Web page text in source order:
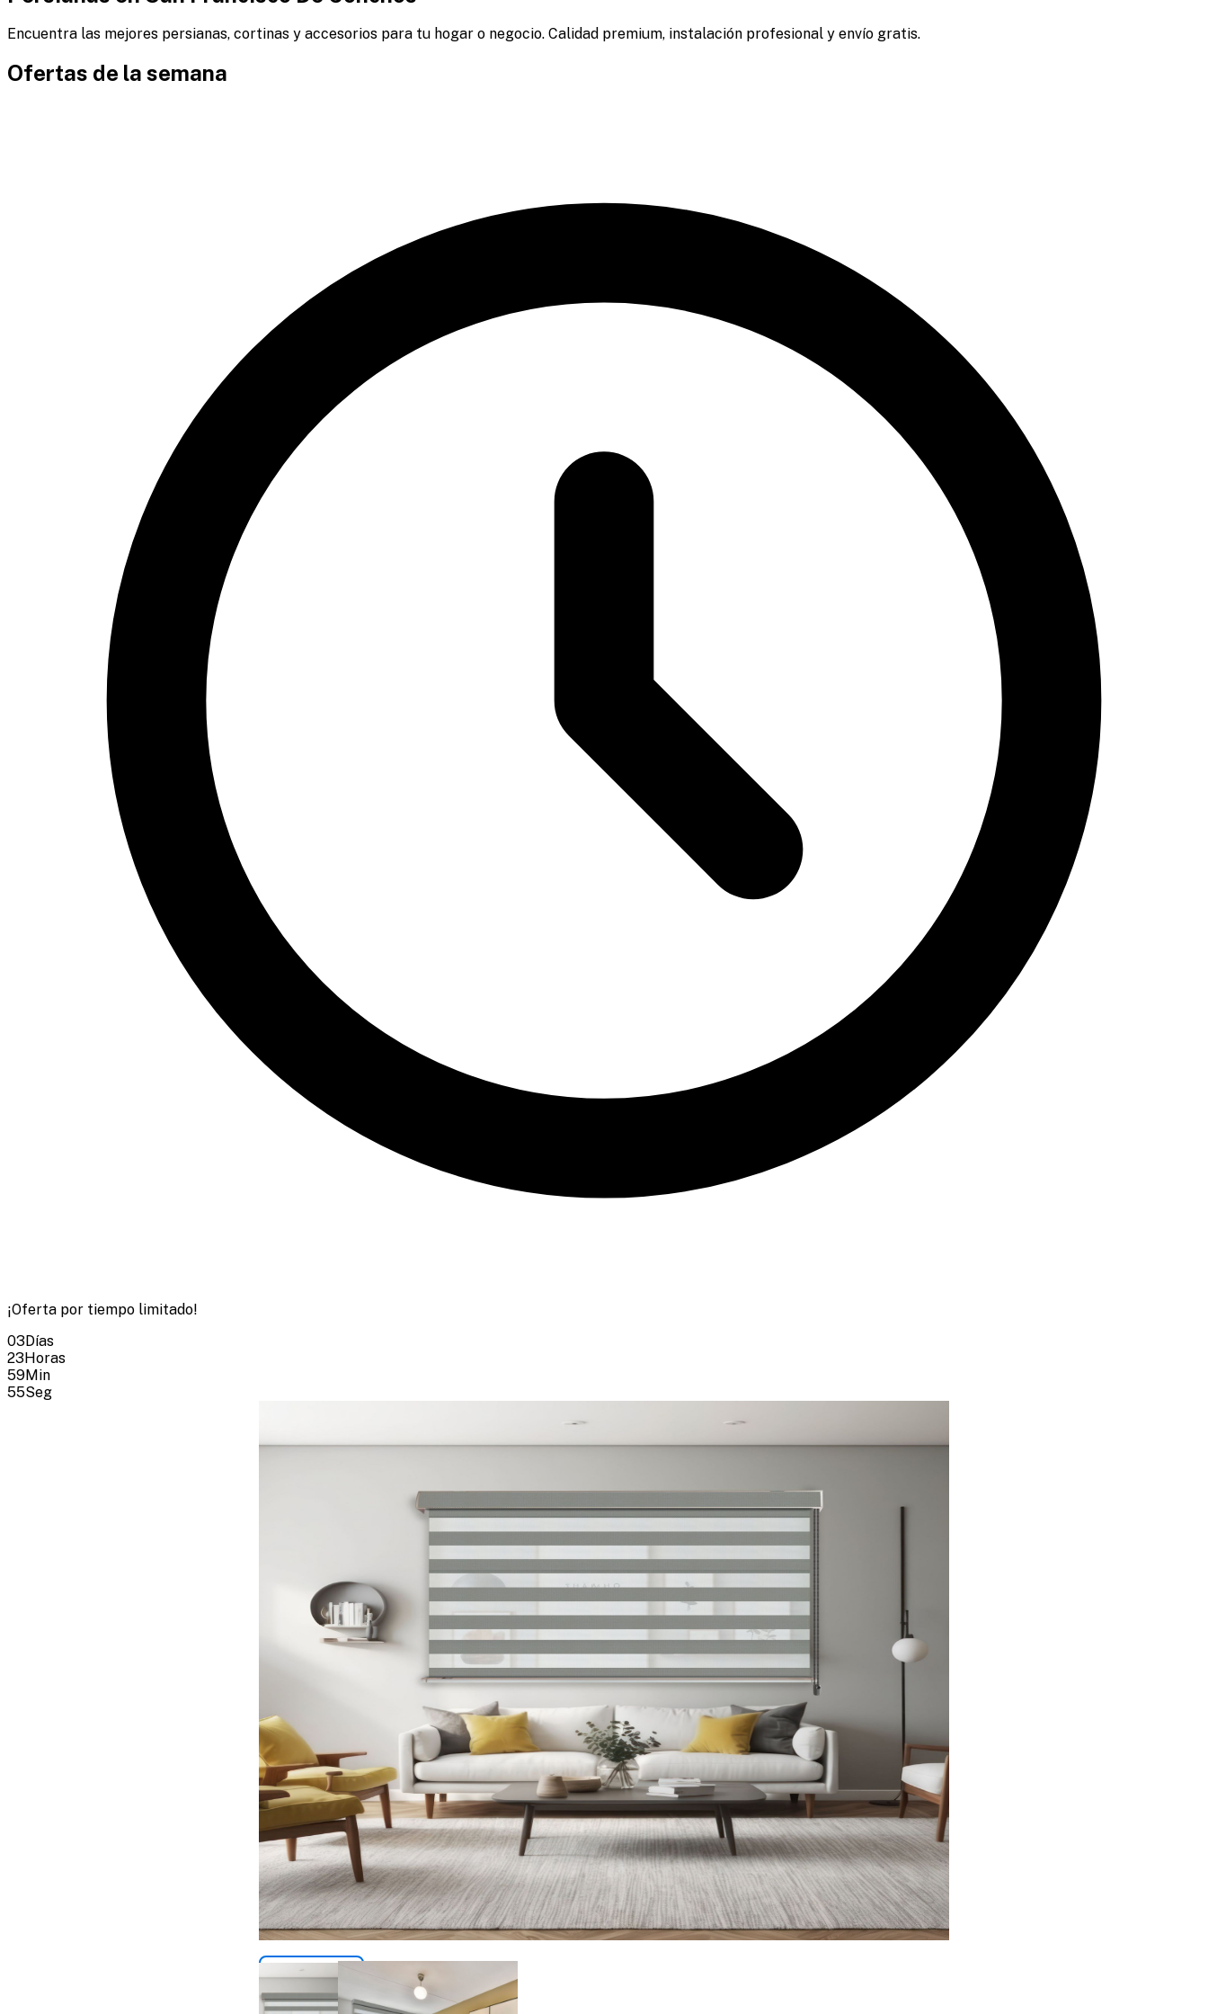
Encuentra las mejores persianas, cortinas y accesorios para tu hogar o negocio. Calidad premium, instalación profesional y envío gratis.
Ofertas de la semana
¡Oferta por tiempo limitado!
03Días
23Horas
59Min
54Seg